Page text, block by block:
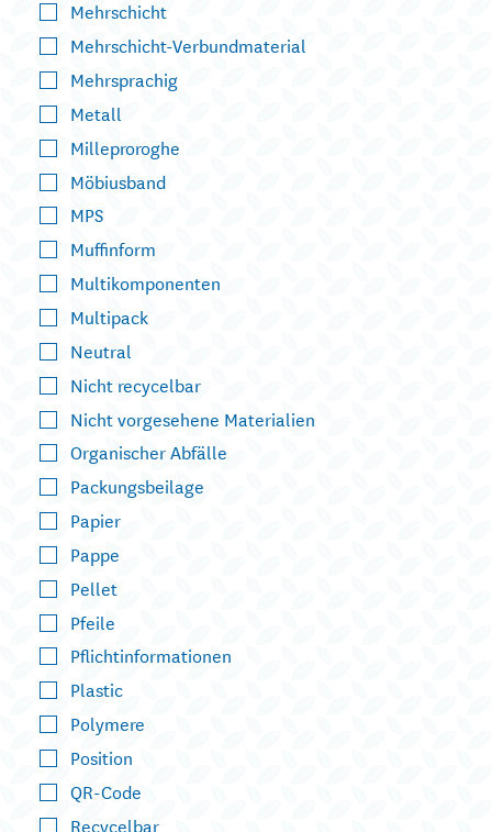
Mehrschicht
Mehrschicht-Verbundmaterial
Mehrsprachig
Metall
Milleproroghe
Möbiusband
MPS
Muffinform
Multikomponenten
Multipack
Neutral
Nicht recycelbar
Nicht vorgesehene Materialien
Organischer Abfälle
Packungsbeilage
Papier
Pappe
Pellet
Pfeile
Pflichtinformationen
Plastic
Polymere
Position
QR-Code
Recycelbar